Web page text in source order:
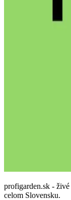
profigarden.sk -
celom Slovensku.